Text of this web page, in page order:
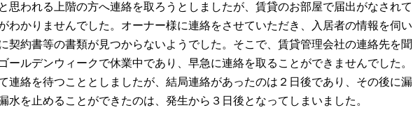
思われる上階の方へ連絡を取ろうとしましたが、賃貸のお部屋で届出がなされて
わかりませんでした。オーナー様に連絡をさせていただき、入居者の情報を伺い
契約書等の書類が見つからないようでした。そこで、賃貸管理会社の連絡先を聞
ールデンウィークで休業中であり、早急に連絡を取ることができませんでした。
連絡を待つこととしましたが、結局連絡があったのは２日後であり、その後に漏
水を止めることができたのは、発生から３日後となってしまいました。